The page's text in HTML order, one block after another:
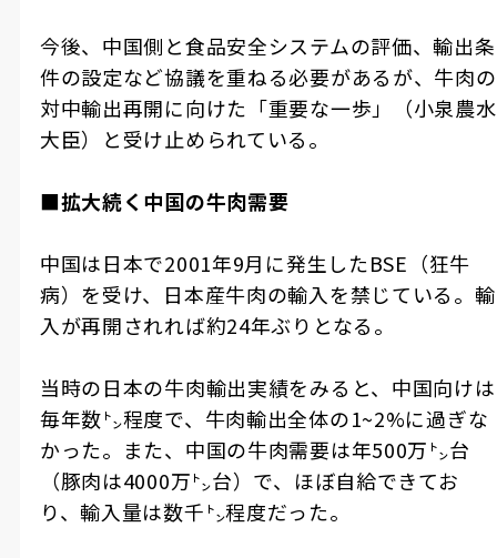
今後、中国側と食品安全システムの評価、輸出条
件の設定など協議を重ねる必要があるが、牛肉の
対中輸出再開に向けた「重要な一歩」（小泉農水
大臣）と受け止められている。
■拡大続く中国の牛肉需要
中国は日本で2001年9月に発生したBSE（狂牛
病）を受け、日本産牛肉の輸入を禁じている。輸
入が再開されれば約24年ぶりとなる。
当時の日本の牛肉輸出実績をみると、中国向けは
毎年数㌧程度で、牛肉輸出全体の1~2%に過ぎな
かった。また、中国の牛肉需要は年500万㌧台
（豚肉は4000万㌧台）で、ほぼ自給できてお
り、輸入量は数千㌧程度だった。